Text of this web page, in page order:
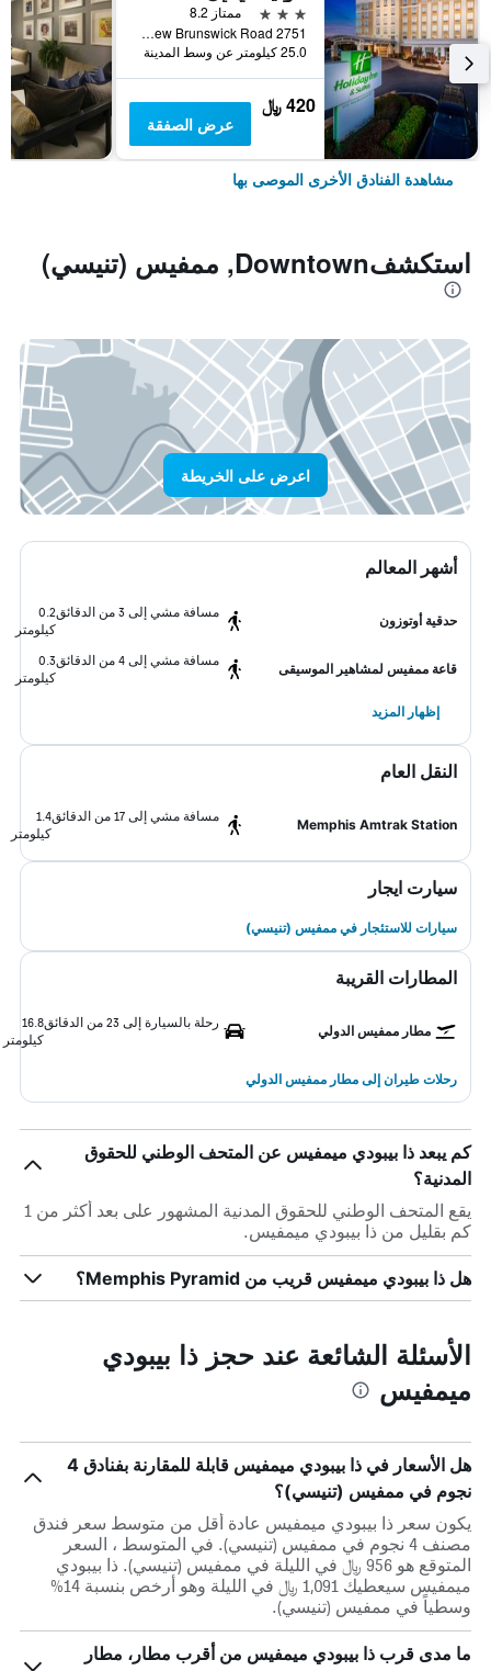
3 نجوم
ممتاز 8.2
2751 New Brunswick Road, ممفيس (تنيسي), TN, الولايات المتحدة الأميريكية
25.0 كيلومتر عن وسط المدينة
420 ﷼
عرض الصفقة
مشاهدة الفنادق الأخرى الموصى بها
استكشفDowntown, ممفيس (تنيسي)
اعرض على الخريطة
أشهر المعالم
حدقية أوتوزون
مسافة مشي إلى 3 من الدقائق
0.2
كيلومتر
قاعة ممفيس لمشاهير الموسيقى
مسافة مشي إلى 4 من الدقائق
0.3
كيلومتر
إظهار المزيد
النقل العام
Memphis Amtrak Station
مسافة مشي إلى 17 من الدقائق
1.4
كيلومتر
سيارت ايجار
سيارات للاستئجار في ممفيس (تنيسي)
المطارات القريبة
مطار ممفيس الدولي
رحلة بالسيارة إلى 23 من الدقائق
16.8
كيلومتر
رحلات طيران إلى مطار ممفيس الدولي
كم يبعد ذا بيبودي ميمفيس عن المتحف الوطني للحقوق
المدنية؟
يقع المتحف الوطني للحقوق المدنية المشهور على بعد أكثر من 1
كم بقليل من ذا بيبودي ميمفيس.
هل ذا بيبودي ميمفيس قريب من Memphis Pyramid؟
الأسئلة الشائعة عند حجز ذا بيبودي
ميمفيس
هل الأسعار في ذا بيبودي ميمفيس قابلة للمقارنة بفنادق 4
نجوم في ممفيس (تنيسي)؟
يكون سعر ذا بيبودي ميمفيس عادة أقل من متوسط ​​سعر فندق
مصنف 4 نجوم في ممفيس (تنيسي). في المتوسط ، السعر
المتوقع هو 956 ﷼ في الليلة في ممفيس (تنيسي). ذا بيبودي
ميمفيس سيعطيك 1,091 ﷼ في الليلة وهو أرخص بنسبة 14%
وسطياً في ممفيس (تنيسي).
ما مدى قرب ذا بيبودي ميمفيس من أقرب مطار، مطار